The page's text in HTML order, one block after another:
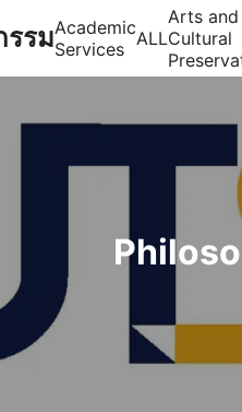
รรมAcademic
Services ALL
Arts and
Cultural